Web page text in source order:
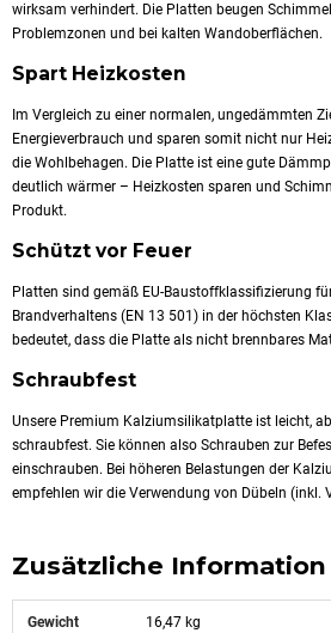
wirksam verhindert. Die Platten beugen
Problemzonen und bei kalten Wandoberflächen.
Spart Heizkosten
Im Vergleich zu einer normalen, ungedämmten
Energieverbrauch und sparen somit nicht nur
die Wohlbehagen. Die Platte ist eine gute
deutlich wärmer – Heizkosten sparen und
Produkt.
Schützt vor Feuer
Platten sind gemäß EU-Baustoffklassifizierung
Brandverhaltens (EN 13 501) in der höchsten
bedeutet, dass die Platte als nicht brennbares
Schraubfest
Unsere Premium Kalziumsilikatplatte ist leicht,
schraubfest. Sie können also Schrauben zur
einschrauben. Bei höheren Belastungen der
empfehlen wir die Verwendung von Dübeln (inkl.
Zusätzliche Information
Gewicht 16,47 kg